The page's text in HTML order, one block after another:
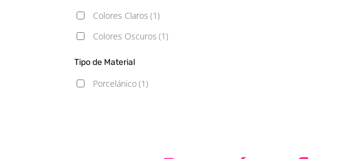
Colores Claros (1)
Colores Oscuros (1)
Tipo de Material
Porcelánico(1)